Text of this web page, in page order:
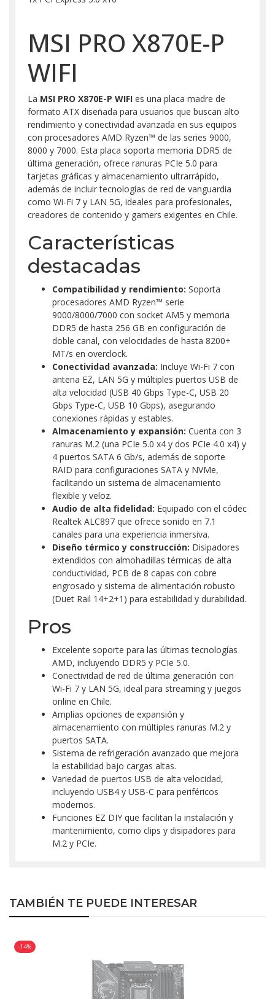
MSI PRO X870E-P
WIFI
La MSI PRO X870E-P WIFI es una placa madre de
formato ATX diseñada para usuarios que buscan alto
rendimiento y conectividad avanzada en sus equipos
con procesadores AMD Ryzen™ de las series 9000,
8000 y 7000. Esta placa soporta memoria DDR5 de
última generación, ofrece ranuras PCIe 5.0 para
tarjetas gráficas y almacenamiento ultrarrápido,
además de incluir tecnologías de red de vanguardia
como Wi-Fi 7 y LAN 5G, ideales para profesionales,
creadores de contenido y gamers exigentes en Chile.
Características
destacadas
Compatibilidad y rendimiento: Soporta
procesadores AMD Ryzen™ serie
9000/8000/7000 con socket AM5 y memoria
DDR5 de hasta 256 GB en configuración de
doble canal, con velocidades de hasta 8200+
MT/s en overclock.
Conectividad avanzada: Incluye Wi-Fi 7 con
antena EZ, LAN 5G y múltiples puertos USB de
alta velocidad (USB 40 Gbps Type-C, USB 20
Gbps Type-C, USB 10 Gbps), asegurando
conexiones rápidas y estables.
Almacenamiento y expansión: Cuenta con 3
ranuras M.2 (una PCIe 5.0 x4 y dos PCIe 4.0 x4) y
4 puertos SATA 6 Gb/s, además de soporte
RAID para configuraciones SATA y NVMe,
facilitando un sistema de almacenamiento
flexible y veloz.
Audio de alta fidelidad: Equipado con el códec
Realtek ALC897 que ofrece sonido en 7.1
canales para una experiencia inmersiva.
Diseño térmico y construcción: Disipadores
extendidos con almohadillas térmicas de alta
conductividad, PCB de 8 capas con cobre
engrosado y sistema de alimentación robusto
(Duet Rail 14+2+1) para estabilidad y durabilidad.
Pros
Excelente soporte para las últimas tecnologías
AMD, incluyendo DDR5 y PCIe 5.0.
Conectividad de red de última generación con
Wi-Fi 7 y LAN 5G, ideal para streaming y juegos
online en Chile.
Amplias opciones de expansión y
almacenamiento con múltiples ranuras M.2 y
puertos SATA.
Sistema de refrigeración avanzado que mejora
la estabilidad bajo cargas altas.
Variedad de puertos USB de alta velocidad,
incluyendo USB4 y USB-C para periféricos
modernos.
Funciones EZ DIY que facilitan la instalación y
mantenimiento, como clips y disipadores para
M.2 y PCIe.
TAMBIÉN TE PUEDE INTERESAR
-14%